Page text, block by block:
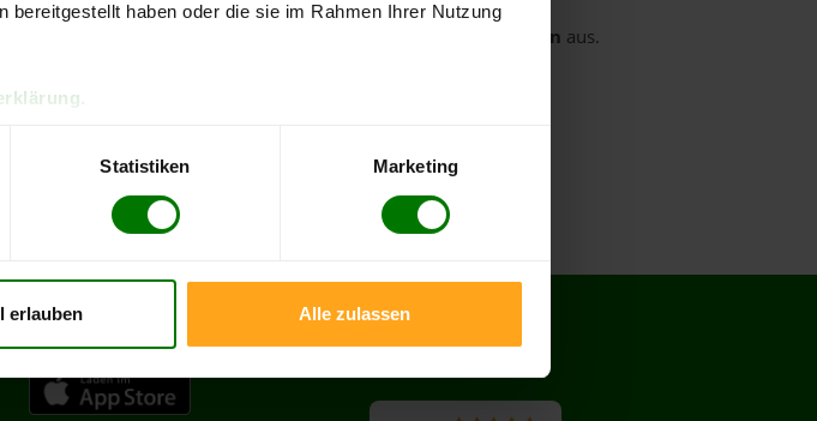
haben oder die sie im Rahmen Ihrer Nutzung
Statistiken Marketing
erlauben Alle zulassen
Euskirchen aus.
PELLETS APP BEWERTUNGEN